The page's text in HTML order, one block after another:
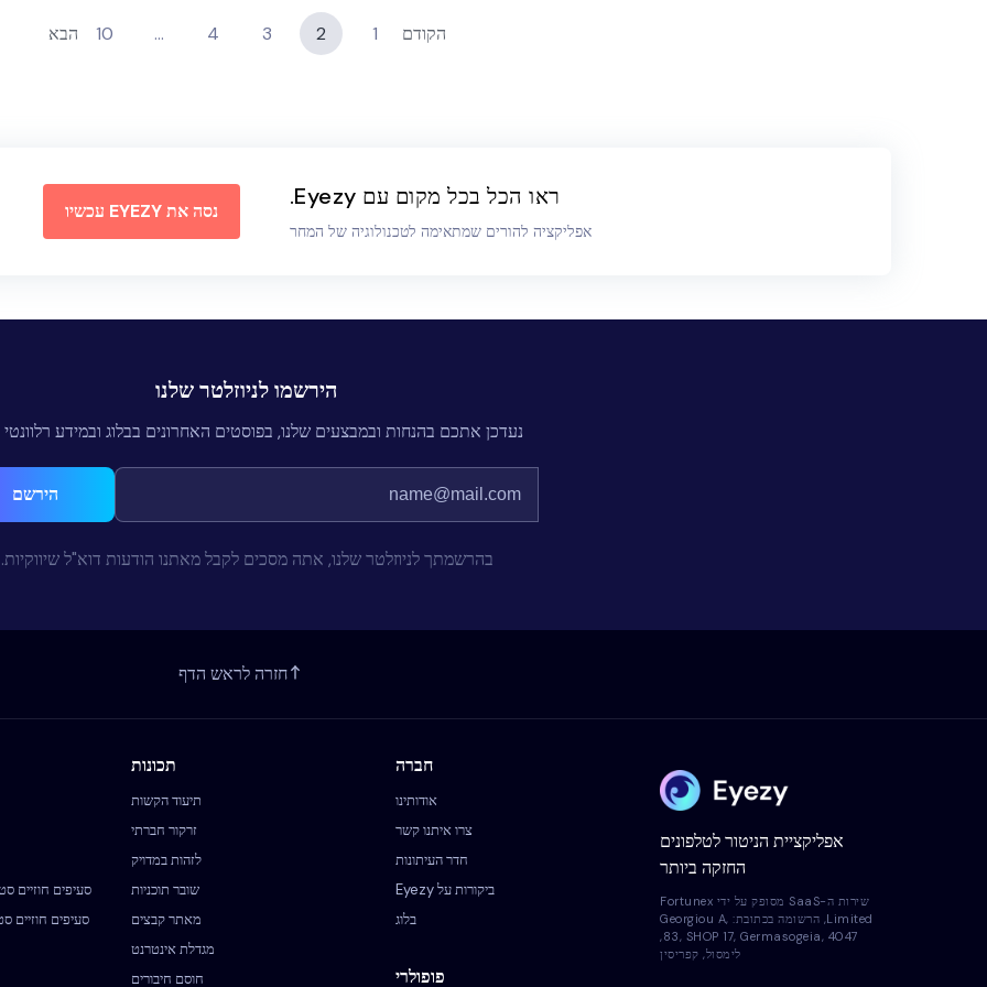
הקודם 1
2
3
4
…
10 הבא
ראו הכל בכל מקום עם Eyezy.
אפליקציה להורים שמתאימה לטכנולוגיה של המחר
נסה את EYEZY עכשיו
הירשמו לניוזלטר שלנו
נעדכן אתכם בהנחות ובמבצעים שלנו, בפוסטים האחרונים בבלוג ובמידע רלוונטי
הירשם
בהרשמתך לניוזלטר שלנו, אתה מסכים לקבל מאתנו הודעות דוא"ל שיווקיות.
חזרה לראש הדף
אפליקציית הניטור לטלפונים
החזקה ביותר
שירות ה-SaaS מסופק על ידי Fortunex
Limited, הרשומה בכתובת: Georgiou A,
83, SHOP 17, Germasogeia, 4047,
לימסול, קפריסין
חברה
אודותינו
צרו איתנו קשר
חדר העיתונות
ביקורות על Eyezy
בלוג
פופולרי
תכונות
תיעוד הקשות
זרקור חברתי
לזהות במדויק
שובר תוכניות
מאתר קבצים
מגדלת אינטרנט
חוסם חיבורים
סעיפים חוזיים
סעיפים חוזיים